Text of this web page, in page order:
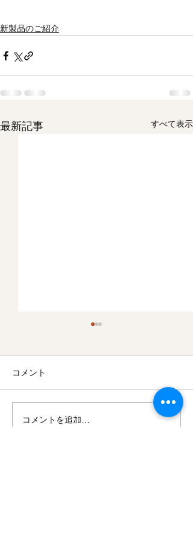
新製品のご紹介
最新記事 すべて表示
木目込み干支人形 【 辰
コメント
コメントを追加…